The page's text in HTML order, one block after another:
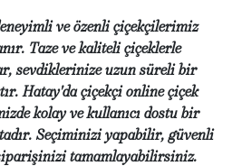
ve özenli çiçekçilerimiz
Taze ve kaliteli çiçeklerle
sevdiklerinize uzun süreli bir
Hatay'da çiçekçi online çiçek
kolay ve kullanıcı dostu bir
Seçiminizi yapabilir, güvenli
tamamlayabilirsiniz.